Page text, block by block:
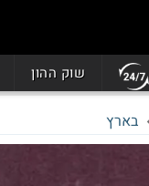
שוק ההון
בארץ